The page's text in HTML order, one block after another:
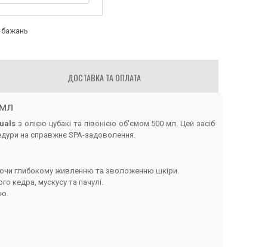
бажань
ДОСТАВКА ТА ОПЛАТА
з олією цубакі та півонією об'ємом 500 мл. Цей засіб
на справжнє SPA-задоволення.
глибокому живленню та зволоженню шкіри.
кедра, мускусу та пачулі.